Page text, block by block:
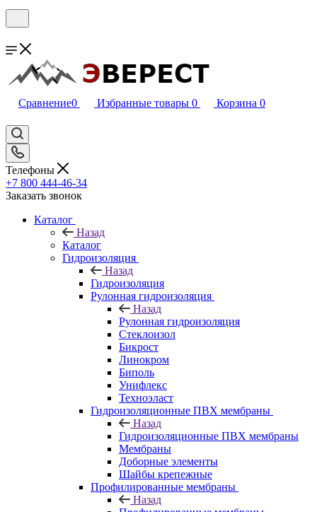
Сравнение0 Избранные товары 0 Корзина 0
Телефоны
+7 800 444-46-34
Заказать звонок
Каталог
Назад
Каталог
Гидроизоляция
Назад
Гидроизоляция
Рулонная гидроизоляция
Назад
Рулонная гидроизоляция
Стеклоизол
Бикрост
Линокром
Биполь
Унифлекс
Техноэласт
Гидроизоляционные ПВХ мембраны
Назад
Гидроизоляционные ПВХ мембраны
Мембраны
Доборные элементы
Шайбы крепежные
Профилированные мембраны
Назад